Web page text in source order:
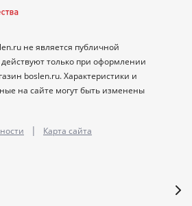
не является публичной
только при оформлении
boslen.ru. Характеристики и
на сайте могут быть изменены
| Карта сайта